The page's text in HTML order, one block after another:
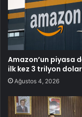
Amazon’un piyasa
ilk kez 3 trilyon
Ağustos 4, 2026